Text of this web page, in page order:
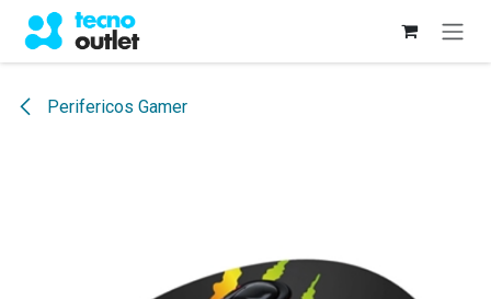
Ir al contenido
Perifericos Gamer